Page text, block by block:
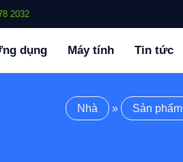
2032
dụng Máy tính Tin tức
Nhà » Sản phẩm